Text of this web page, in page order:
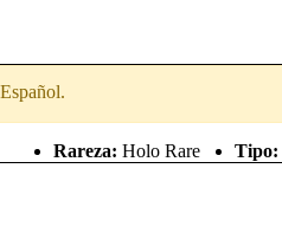
Rareza: Holo Rare Tipo: